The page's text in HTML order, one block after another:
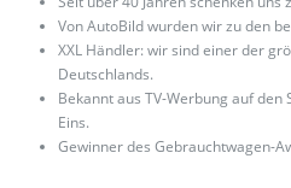
Von AutoBild wurden wir zu den
XXL Händler: wir sind einer der
Deutschlands.
Bekannt aus TV-Werbung auf den
Eins.
Gewinner des Gebrauchtwagen-